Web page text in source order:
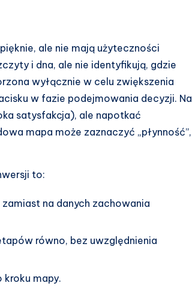
ale nie mają użyteczności
i dna, ale nie identyfikują, gdzie
wyłącznie w celu zwiększenia
w fazie podejmowania decyzji. Na
satysfakcja), ale napotkać
mapa może zaznaczyć „płynność”,
to:
na danych zachowania
równo, bez uwzględnienia
kroku mapy.